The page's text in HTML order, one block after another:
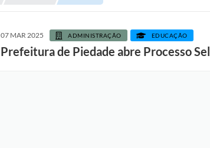
07 MAR 2025 ADMINISTRAÇÃO EDUCAÇÃO
Prefeitura de Piedade abre Processo